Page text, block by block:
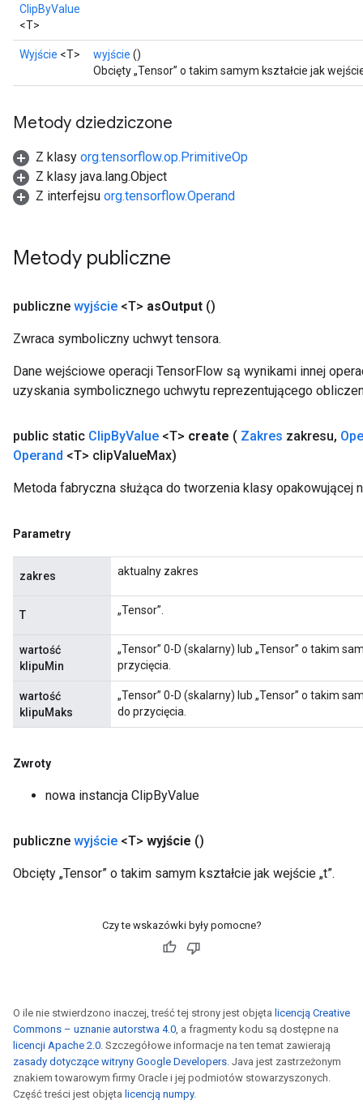
ClipByValue
<T>
Wyjście <T> wyjście ()
Obcięty „Tensor” o takim samym kształcie jak
Metody dziedziczone
Z klasy org.tensorflow.op.PrimitiveOp
Z klasy java.lang.Object
Z interfejsu org.tensorflow.Operand
Metody publiczne
publiczne wyjście <T> asOutput ()
Zwraca symboliczny uchwyt tensora.
Dane wejściowe operacji TensorFlow są wynikami innej
uzyskania symbolicznego uchwytu reprezentującego
public static ClipByValue <T> create ( Zakres zakresu,
Operand <T> clipValueMax)
Metoda fabryczna służąca do tworzenia klasy opakowującej
Parametry
zakres aktualny zakres
T „Tensor”.
wartość
klipuMin
„Tensor” 0-D (skalarny) lub „Tensor” o takim
przycięcia.
wartość
klipuMaks
„Tensor” 0-D (skalarny) lub „Tensor” o takim
do przycięcia.
Zwroty
nowa instancja ClipByValue
publiczne wyjście <T> wyjście ()
Obcięty „Tensor” o takim samym kształcie jak wejście „t”.
Czy te wskazówki były pomocne?
O ile nie stwierdzono inaczej, treść tej strony jest objęta licencją Creative
Commons – uznanie autorstwa 4.0, a fragmenty kodu są dostępne na
licencji Apache 2.0. Szczegółowe informacje na ten temat zawierają
zasady dotyczące witryny Google Developers. Java jest zastrzeżonym
znakiem towarowym firmy Oracle i jej podmiotów stowarzyszonych.
Część treści jest objęta licencją numpy.